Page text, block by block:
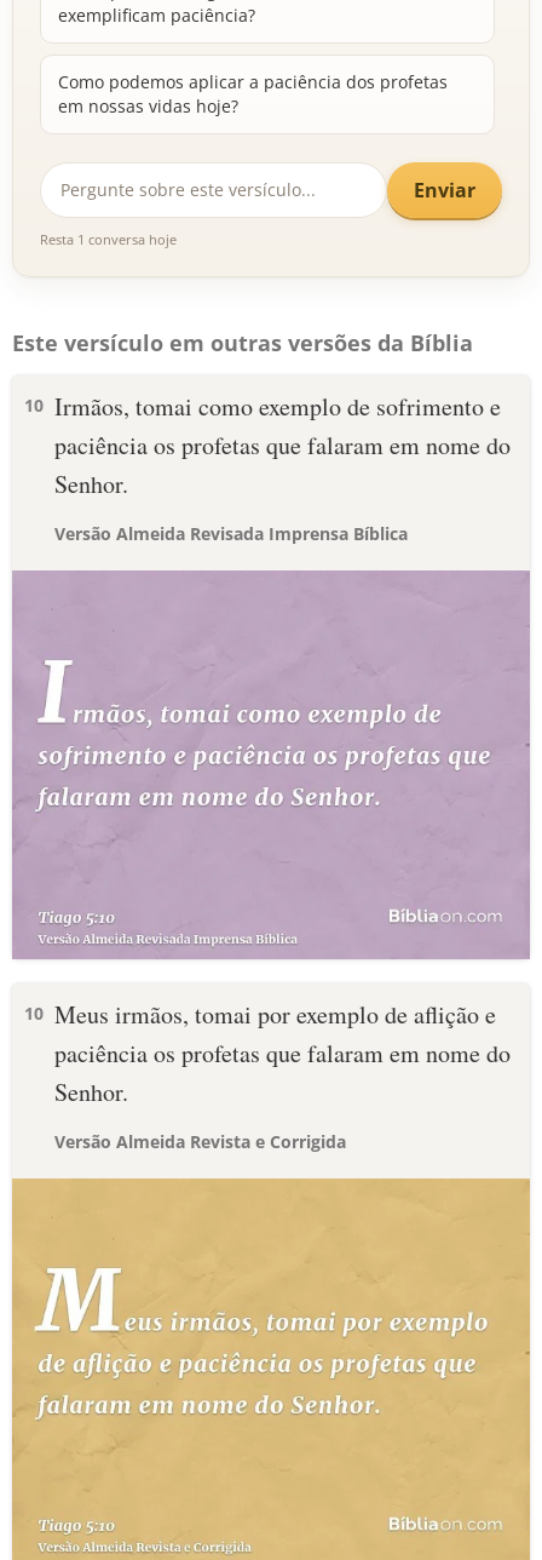
exemplificam paciência?
Como podemos aplicar a paciência dos profetas
em nossas vidas hoje?
Enviar
Resta 1 conversa hoje
Este versículo em outras versões da Bíblia
10 Irmãos, tomai como exemplo de sofrimento e
paciência os profetas que falaram em nome do
Senhor.
Versão Almeida Revisada Imprensa Bíblica
10 Meus irmãos, tomai por exemplo de aflição e
paciência os profetas que falaram em nome do
Senhor.
Versão Almeida Revista e Corrigida